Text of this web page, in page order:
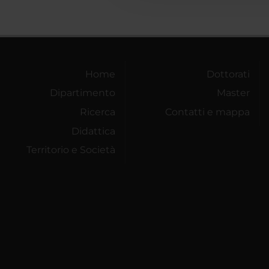
Home
Dipartimento
Ricerca
Didattica
Territorio e Società
Dottorati
Master
Contatti e mappa